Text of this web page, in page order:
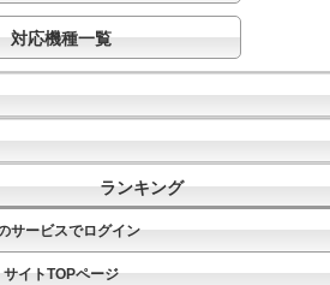
対応機種一覧
ランキング
サービスでログイン
サイトTOPページ